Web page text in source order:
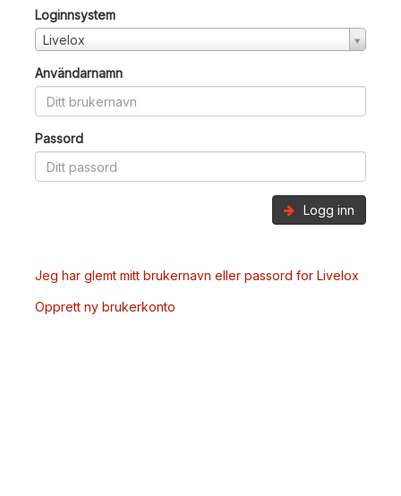
Loginnsystem
Livelox
Användarnamn
Passord
Logg inn
Jeg har glemt mitt brukernavn eller passord for Livelox
Opprett ny brukerkonto